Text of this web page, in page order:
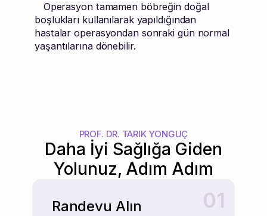
Operasyon tamamen böbreğin doğal
boşlukları kullanılarak yapıldığından
hastalar operasyondan sonraki gün normal
yaşantılarına dönebilir.
PROF. DR. TARIK YONGUÇ
Daha İyi Sağlığa Giden
Yolunuz, Adım Adım
01
Randevu Alın